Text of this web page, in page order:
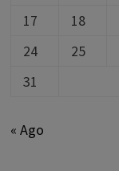
17
18
24
25
31
« Ago